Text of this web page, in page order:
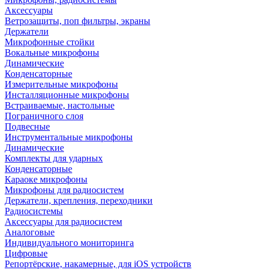
Аксессуары
Ветрозащиты, поп фильтры, экраны
Держатели
Микрофонные стойки
Вокальные микрофоны
Динамические
Конденсаторные
Измерительные микрофоны
Инсталляционные микрофоны
Встраиваемые, настольные
Пограничного слоя
Подвесные
Инструментальные микрофоны
Динамические
Комплекты для ударных
Конденсаторные
Караоке микрофоны
Микрофоны для радиосистем
Держатели, крепления, переходники
Радиосистемы
Аксессуары для радиосистем
Аналоговые
Индивидуального мониторинга
Цифровые
Репортёрские, накамерные, для iOS устройств